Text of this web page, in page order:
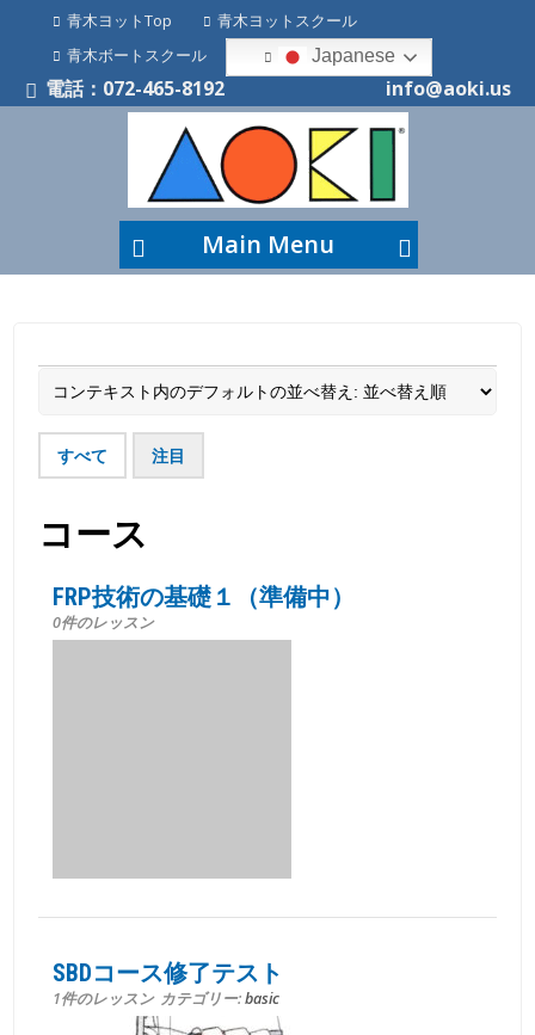
青木ヨットTop
青木ヨットスクール
青木ボートスクール
Japanese
電話：072-465-8192 info@aoki.us
Main Menu
すべて 注目
コース
FRP技術の基礎１（準備中）
0件のレッスン
SBDコース修了テスト
1件のレッスン カテゴリー:basic